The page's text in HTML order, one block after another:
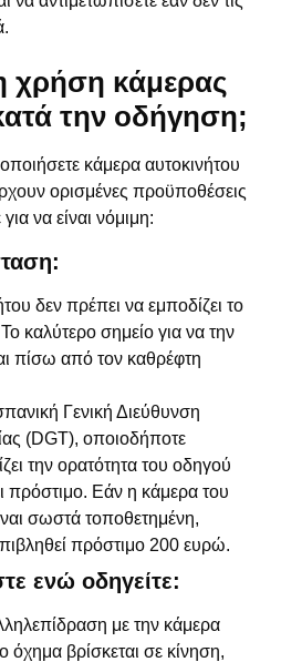
χρήση κάμερας
την οδήγηση;
κάμερα αυτοκινήτου
ορισμένες προϋποθέσεις
να είναι νόμιμη:
δεν πρέπει να εμποδίζει το
καλύτερο σημείο για να την
πίσω από τον καθρέφτη
Γενική Διεύθυνση
(DGT), οποιοδήποτε
την ορατότητα του οδηγού
πρόστιμο. Εάν η κάμερα του
σωστά τοποθετημένη,
πρόστιμο 200 ευρώ.
ενώ οδηγείτε:
με την κάμερα
όχημα βρίσκεται σε κίνηση,